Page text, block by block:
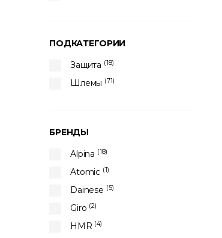
ПОДКАТЕГОРИИ
Защита (18)
Шлемы (71)
БРЕНДЫ
Alpina (18)
Atomic (1)
Dainese (5)
Giro (2)
HMR (4)